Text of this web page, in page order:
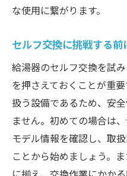
セルフ交換を行
さえよう
現地調査で確認
給湯器設置場所
交換に適した季
現地調査の際に
設置環境に応じ
調査結果を基に
な使用に繋がります。
セルフ交換に挑戦する
給湯器のセルフ交換を試
を押さえておくことが重
扱う設備であるため、安
ません。初めての場合は
モデル情報を確認し、取
ことから始めましょう。